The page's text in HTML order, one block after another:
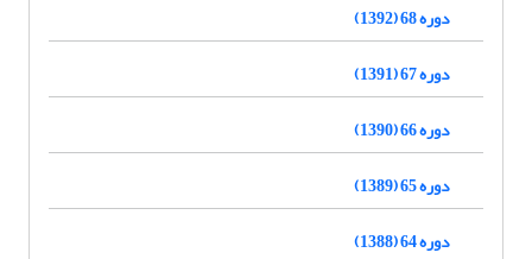
دوره 68 (1392)
دوره 67 (1391)
دوره 66 (1390)
دوره 65 (1389)
دوره 64 (1388)